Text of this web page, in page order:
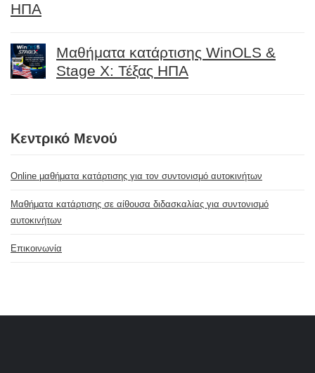
ΗΠΑ
Μαθήματα κατάρτισης WinOLS &
Stage X: Τέξας ΗΠΑ
Κεντρικό Μενού
Online μαθήματα κατάρτισης για τον συντονισμό αυτοκινήτων
Μαθήματα κατάρτισης σε αίθουσα διδασκαλίας για συντονισμό
αυτοκινήτων
Επικοινωνία